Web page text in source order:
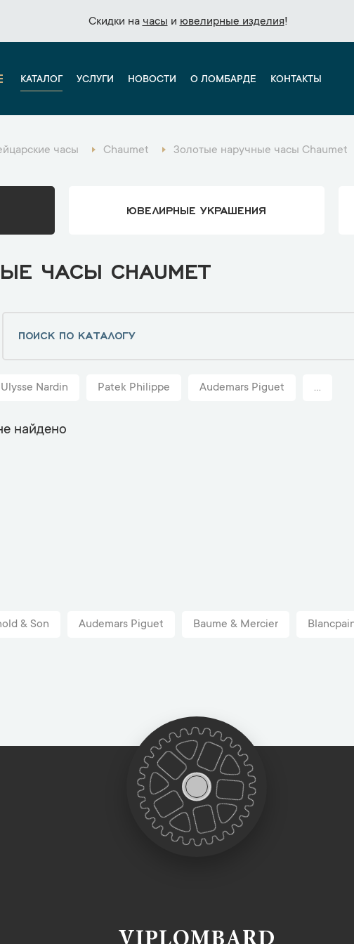
Скидки на часы и ювелирные изделия!
Скидки на часы и ювелирные изделия!
КАТАЛОГ УСЛУГИ НОВОСТИ О ЛОМБАРДЕ КОНТАКТЫ
часы Chaumet Золотые наручные часы Chaumet
ЮВЕЛИРНЫЕ УКРАШЕНИЯ
ЧАСЫ CHAUMET
Ulysse Nardin Patek Philippe Audemars Piguet ...
найдено
& Son Audemars Piguet Baume & Mercier